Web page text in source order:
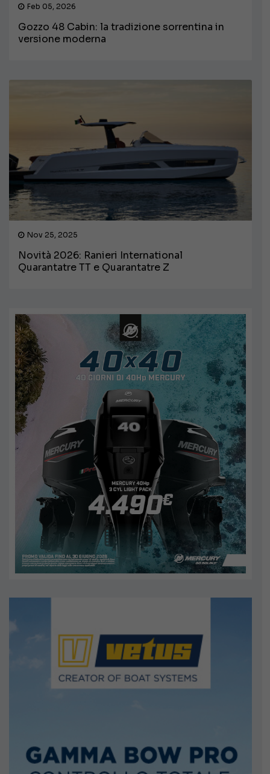
Feb 05, 2026
Gozzo 48 Cabin: la tradizione sorrentina in
versione moderna
Nov 25, 2025
Novità 2026: Ranieri International
Quarantatre TT e Quarantatre Z